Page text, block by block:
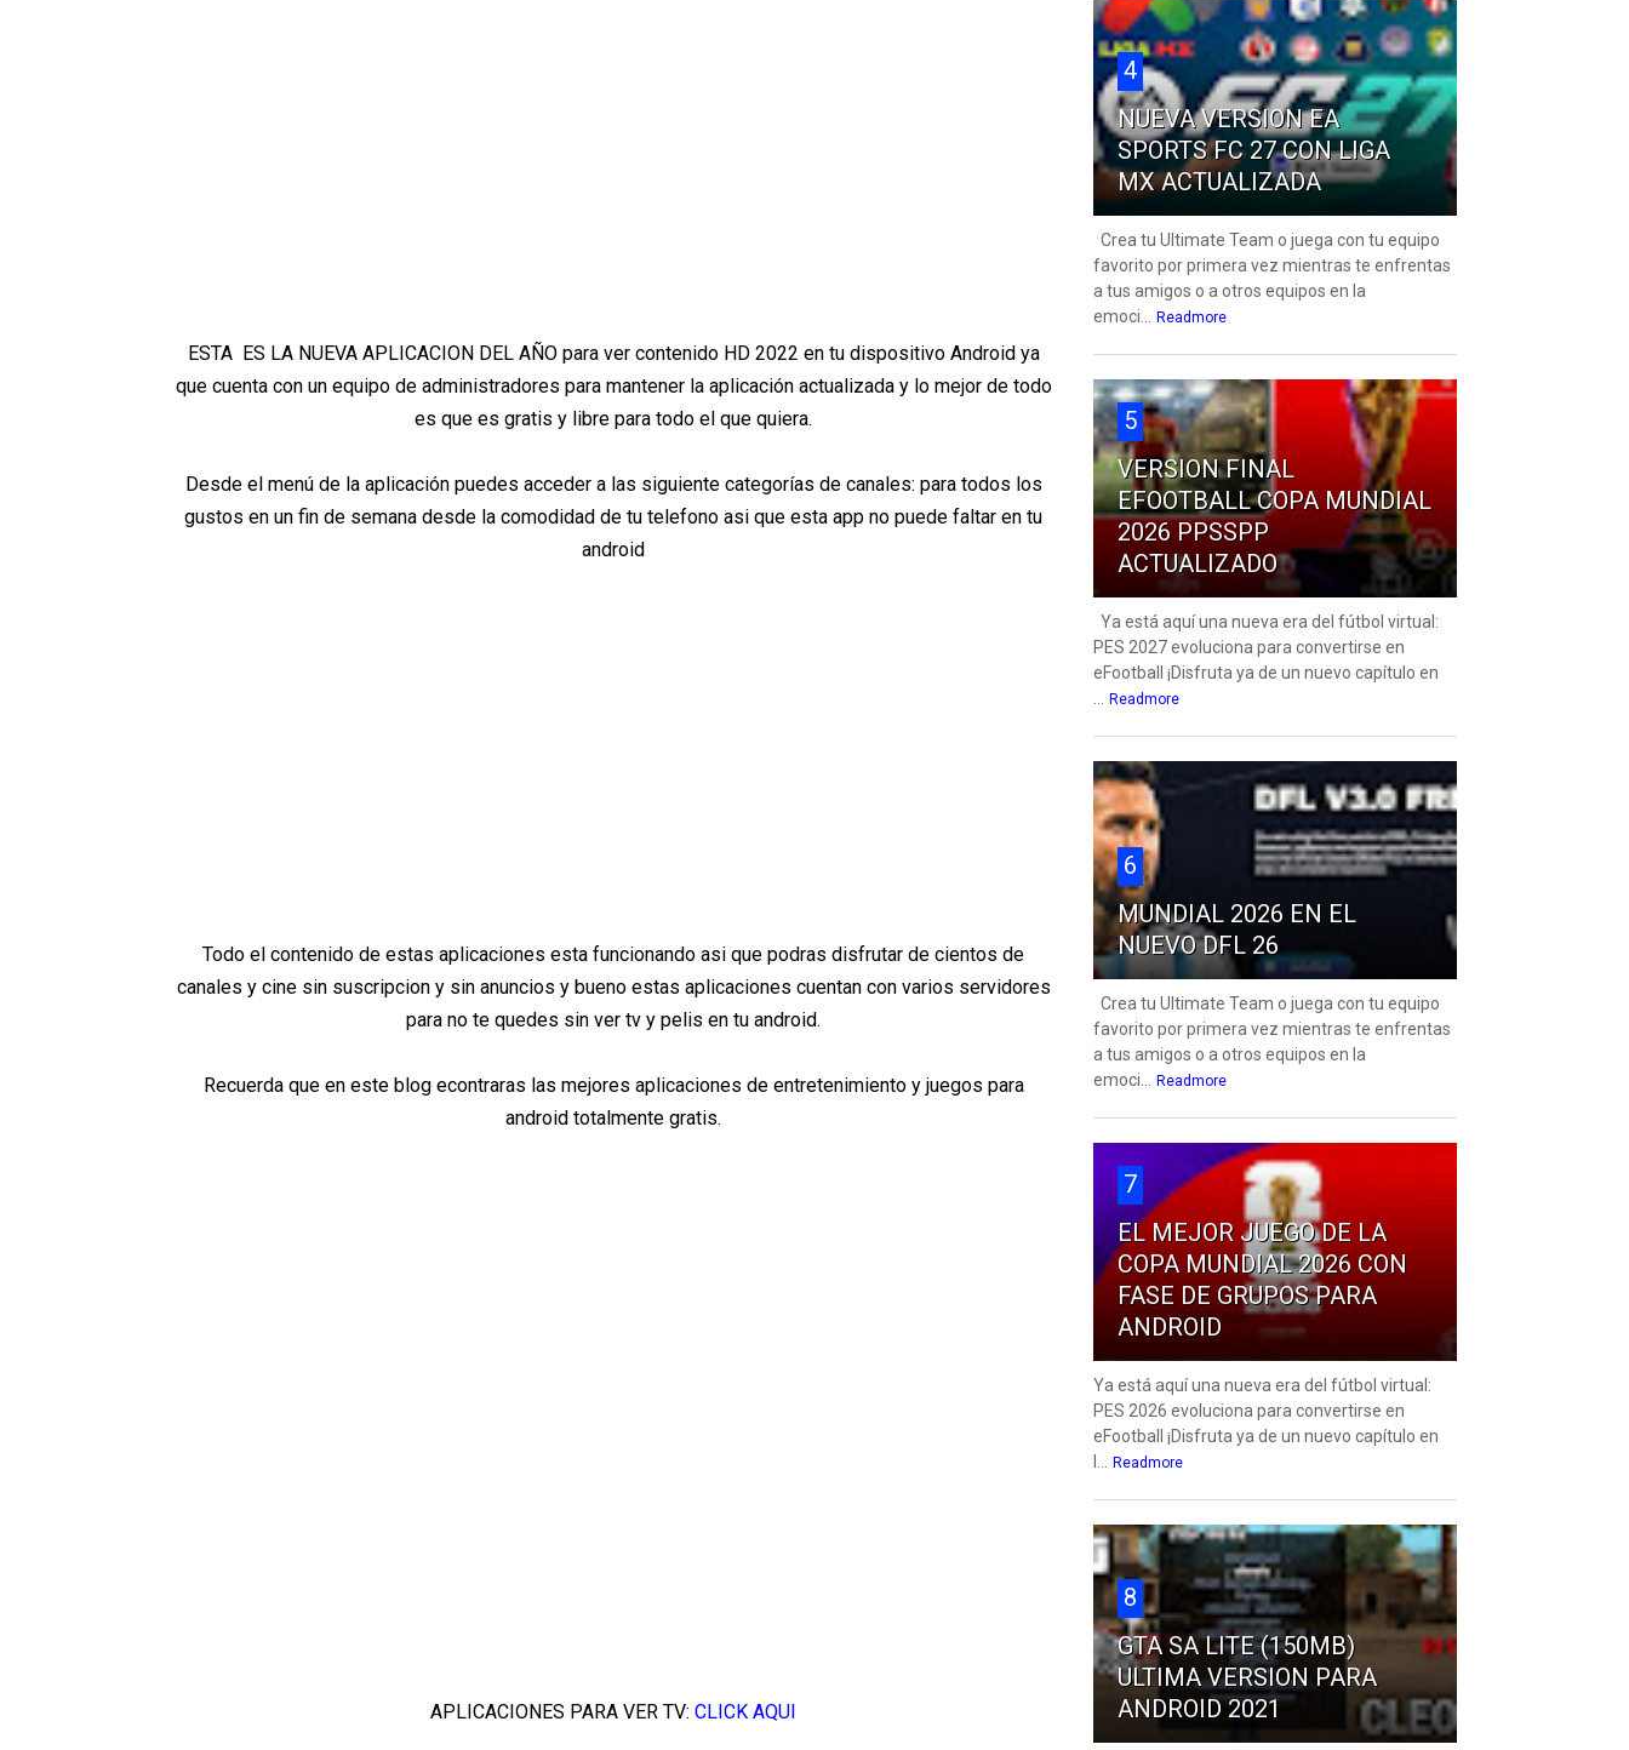
ESTA ES LA NUEVA APLICACION DEL AÑO para ver contenido HD 2022 en tu dispositivo Android ya
que cuenta con un equipo de administradores para mantener la aplicación actualizada y lo mejor de todo
es que es gratis y libre para todo el que quiera.
Desde el menú de la aplicación puedes acceder a las siguiente categorías de canales: para todos los
gustos en un fin de semana desde la comodidad de tu telefono asi que esta app no puede faltar en tu
android
Todo el contenido de estas aplicaciones esta funcionando asi que podras disfrutar de cientos de
canales y cine sin suscripcion y sin anuncios y bueno estas aplicaciones cuentan con varios servidores
para no te quedes sin ver tv y pelis en tu android.
Recuerda que en este blog econtraras las mejores aplicaciones de entretenimiento y juegos para
android totalmente gratis.
APLICACIONES PARA VER TV: CLICK AQUI
4
NUEVA VERSION EA
SPORTS FC 27 CON LIGA
MX ACTUALIZADA
Crea tu Ultimate Team o juega con tu equipo
favorito por primera vez mientras te enfrentas
a tus amigos o a otros equipos en la
emoci...
Readmore
5
VERSION FINAL
EFOOTBALL COPA MUNDIAL
2026 PPSSPP
ACTUALIZADO
Ya está aquí una nueva era del fútbol virtual:
PES 2027 evoluciona para convertirse en
eFootball ¡Disfruta ya de un nuevo capítulo en
Readmore
6
MUNDIAL 2026 EN EL
NUEVO DFL 26
Crea tu Ultimate Team o juega con tu equipo
favorito por primera vez mientras te enfrentas
a tus amigos o a otros equipos en la
emoci...
Readmore
7
EL MEJOR JUEGO DE LA
COPA MUNDIAL 2026 CON
FASE DE GRUPOS PARA
ANDROID
Ya está aquí una nueva era del fútbol virtual:
PES 2026 evoluciona para convertirse en
eFootball ¡Disfruta ya de un nuevo capítulo en
Readmore
8
GTA SA LITE (150MB)
ULTIMA VERSION PARA
ANDROID 2021